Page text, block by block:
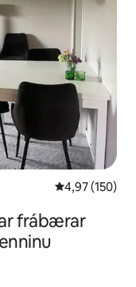
4,97 af 5 í
4,97 (150)
frábærar